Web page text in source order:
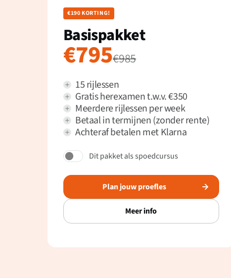
€190 KORTING!
Basispakket
€795€985
15 rijlessen
Gratis herexamen t.w.v. €350
Meerdere rijlessen per week
Betaal in termijnen (zonder rente)
Achteraf betalen met Klarna
Dit pakket als spoedcursus
Plan jouw proefles
Meer info